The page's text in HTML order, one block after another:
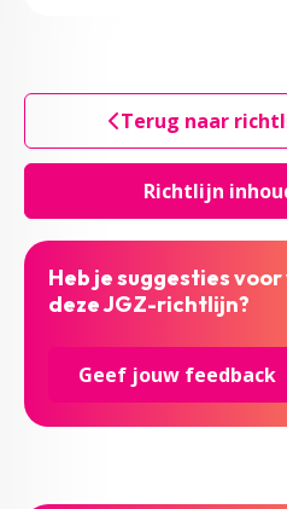
Richtlijn
Terug naar
Heb je suggesties
deze JGZ-richtlijn?
Geef jouw feedback